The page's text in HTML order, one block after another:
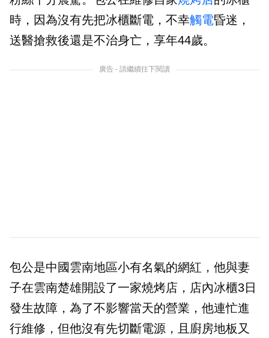
時，因為沒有先把冰櫃斷電，不幸觸電昏迷，
送醫搶救後還是不治身亡，享年44歲。
廣告 - 請繼續往下閱讀
包公是中國雲南地區小有名氣的網紅，他與妻
子在雲南楚雄開設了一家燒烤店，店內冰櫃3日
發生故障，為了不影響當天的營業，他連忙進
行維修，但他沒有先切斷電源，且廚房地板又